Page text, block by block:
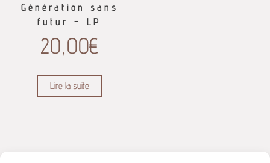
Génération sans
futur – LP
20,00€
Lire la suite